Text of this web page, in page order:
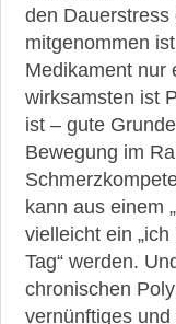
den
mitgenommen
Medikament nur
wirksamsten ist
ist – gute
Bewegung im
kann aus einem
vielleicht ein
Tag“ werden.
chronischen
vernünftiges